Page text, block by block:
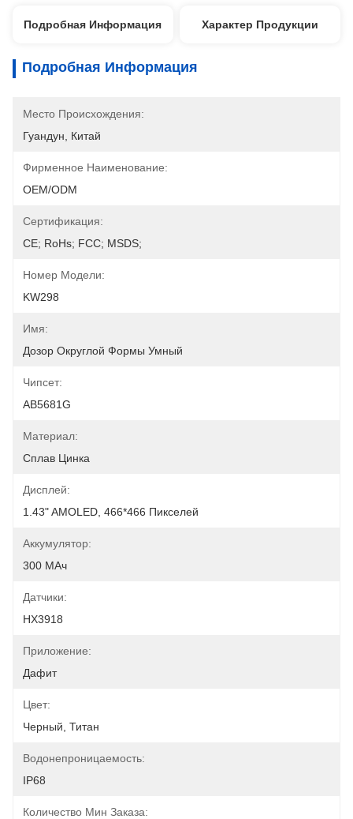
Подробная Информация Характер Продукции
Подробная Информация
Место Происхождения:
Гуандун, Китай
Фирменное Наименование:
OEM/ODM
Сертификация:
CE; RoHs; FCC; MSDS;
Номер Модели:
KW298
Имя:
Дозор Округлой Формы Умный
Чипсет:
AB5681G
Материал:
Сплав Цинка
Дисплей:
1.43" AMOLED, 466*466 Пикселей
Аккумулятор:
300 МАч
Датчики:
HX3918
Приложение:
Дафит
Цвет:
Черный, Титан
Водонепроницаемость:
IP68
Количество Мин Заказа: